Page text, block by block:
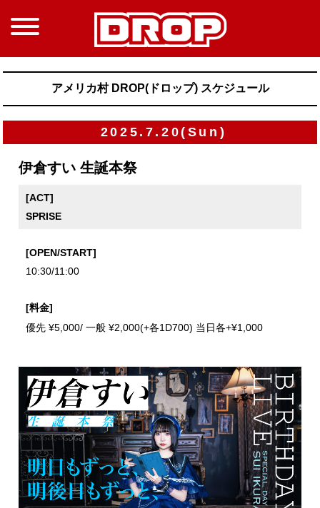
アメリカ村 DROP(ドロップ) スケジュール
2025.7.20(Sun)
伊倉すい 生誕本祭
[ACT]
SPRISE
[OPEN/START]
10:30/11:00
[料金]
優先 ¥5,000/ 一般 ¥2,000(+各1D700) 当日各+¥1,000